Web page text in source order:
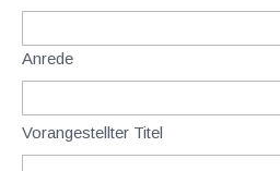
Anrede
Vorangestellter Titel